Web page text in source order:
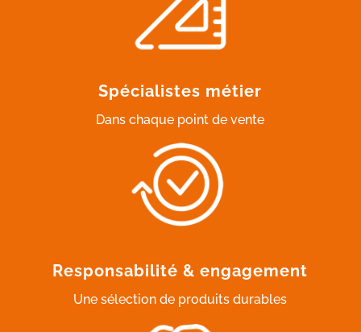
Spécialistes métier
Dans chaque point de vente
Responsabilité & engagement
Une sélection de produits durables